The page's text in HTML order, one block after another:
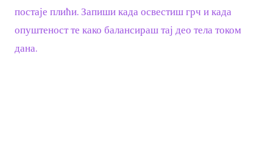
постаје плићи. Запиши када освестиш грч и када
опуштеност те како балансираш тај део тела током
дана.